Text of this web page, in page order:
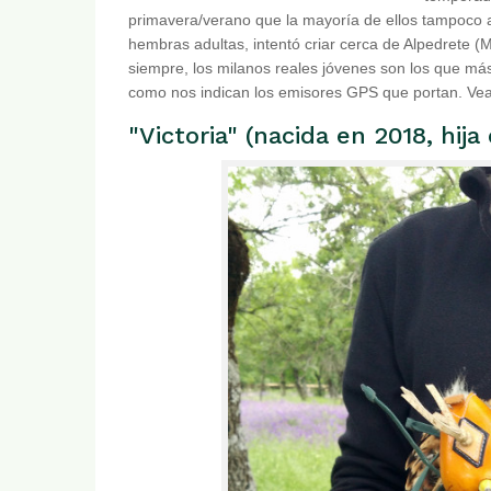
primavera/verano que la mayoría de ellos
hembras adultas, intentó criar cerca de Alpedrete
siempre, los milanos reales jóvenes son los que
como nos indican los emisores GPS que portan.
"Victoria" (nacida en 2018,